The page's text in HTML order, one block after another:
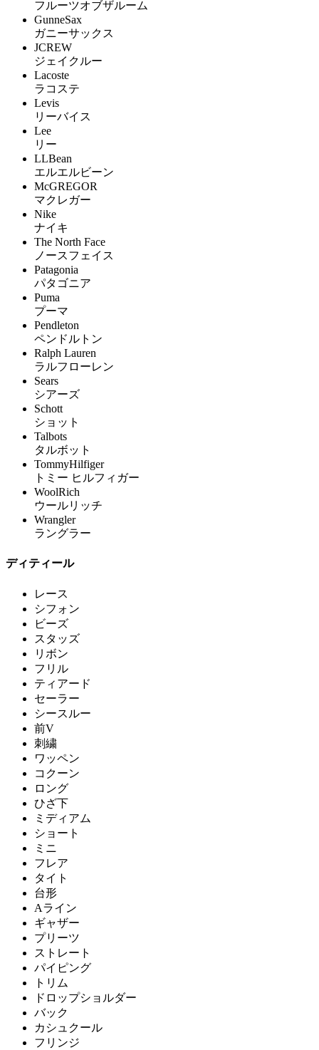
フルーツオブザルーム
GunneSax
ガニーサックス
JCREW
ジェイクルー
Lacoste
ラコステ
Levis
リーバイス
Lee
リー
LLBean
エルエルビーン
McGREGOR
マクレガー
Nike
ナイキ
The North Face
ノースフェイス
Patagonia
パタゴニア
Puma
プーマ
Pendleton
ペンドルトン
Ralph Lauren
ラルフローレン
Sears
シアーズ
Schott
ショット
Talbots
タルボット
TommyHilfiger
トミー ヒルフィガー
WoolRich
ウールリッチ
Wrangler
ラングラー
ディティール
レース
シフォン
ビーズ
スタッズ
リボン
フリル
ティアード
セーラー
シースルー
前V
刺繍
ワッペン
コクーン
ロング
ひざ下
ミディアム
ショート
ミニ
フレア
タイト
台形
Aライン
ギャザー
プリーツ
ストレート
パイピング
トリム
ドロップショルダー
バック
カシュクール
フリンジ